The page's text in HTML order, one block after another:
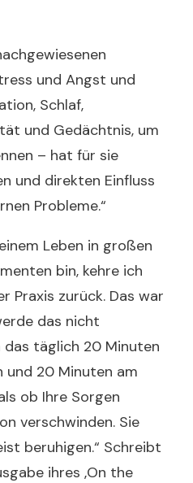
und Angst und
Schlaf,
und Gedächtnis, um
– hat für sie
und direkten Einfluss
Probleme.“
Leben in großen
bin, kehre ich
Praxis zurück. Das war
das nicht
das täglich 20 Minuten
und 20 Minuten am
ob Ihre Sorgen
verschwinden. Sie
beruhigen.“ Schreibt
ihres ‚On the